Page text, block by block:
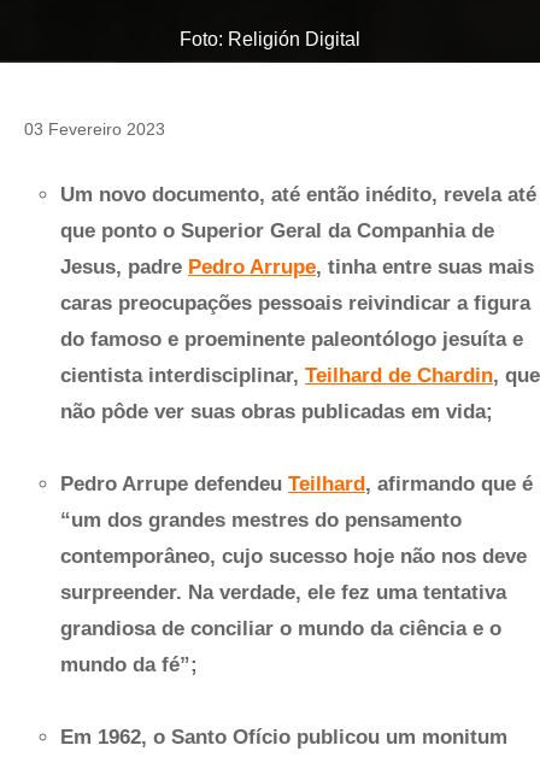
Foto: Religión Digital
03 Fevereiro 2023
Um novo documento, até então inédito, revela até
que ponto o Superior Geral da Companhia de
Jesus, padre Pedro Arrupe, tinha entre suas mais
caras preocupações pessoais reivindicar a figura
do famoso e proeminente paleontólogo jesuíta e
cientista interdisciplinar, Teilhard de Chardin, que
não pôde ver suas obras publicadas em vida;
Pedro Arrupe defendeu Teilhard, afirmando que é
“um dos grandes mestres do pensamento
contemporâneo, cujo sucesso hoje não nos deve
surpreender. Na verdade, ele fez uma tentativa
grandiosa de conciliar o mundo da ciência e o
mundo da fé”;
Em 1962, o Santo Ofício publicou um monitum